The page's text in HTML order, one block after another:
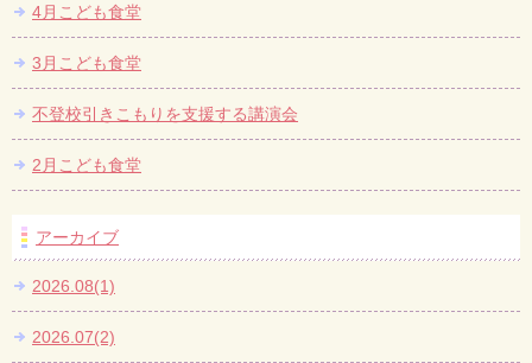
4月こども食堂
3月こども食堂
不登校引きこもりを支援する講演会
2月こども食堂
アーカイブ
2026.08(1)
2026.07(2)